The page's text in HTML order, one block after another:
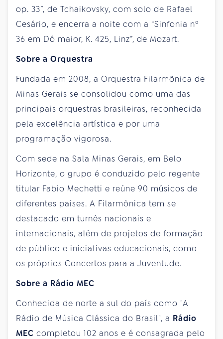
op. 33”, de Tchaikovsky, com solo de Rafael
Cesário, e encerra a noite com a “Sinfonia nº
36 em Dó maior, K. 425, Linz”, de Mozart.
Sobre a Orquestra
Fundada em 2008, a Orquestra Filarmônica de
Minas Gerais se consolidou como uma das
principais orquestras brasileiras, reconhecida
pela excelência artística e por uma
programação vigorosa.
Com sede na Sala Minas Gerais, em Belo
Horizonte, o grupo é conduzido pelo regente
titular Fabio Mechetti e reúne 90 músicos de
diferentes países. A Filarmônica tem se
destacado em turnês nacionais e
internacionais, além de projetos de formação
de público e iniciativas educacionais, como
os próprios Concertos para a Juventude.
Sobre a Rádio MEC
Conhecida de norte a sul do país como "A
Rádio de Música Clássica do Brasil", a Rádio
MEC completou 102 anos e é consagrada pelo